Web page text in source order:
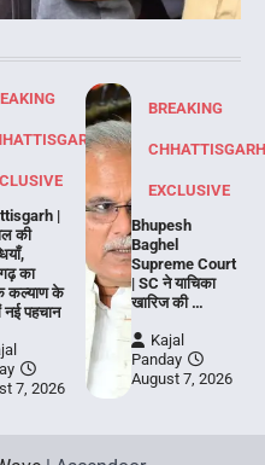
|
की
का
कल्याण के
नई पहचान
7, 2026
BREAKING
EXCLUSIVE
Bhupesh
Baghel
Supreme Court
| SC ने याचिका
खारिज की …
Kajal
Panday
August 7, 2026